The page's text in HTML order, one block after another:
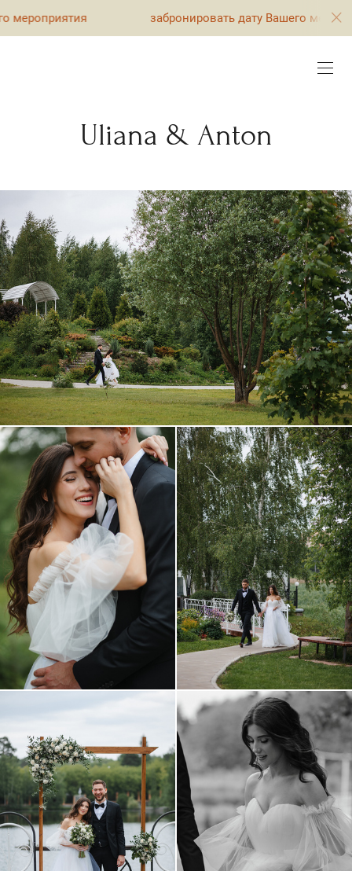
забронировать дату Вашего мероприятия
Uliana & Anton